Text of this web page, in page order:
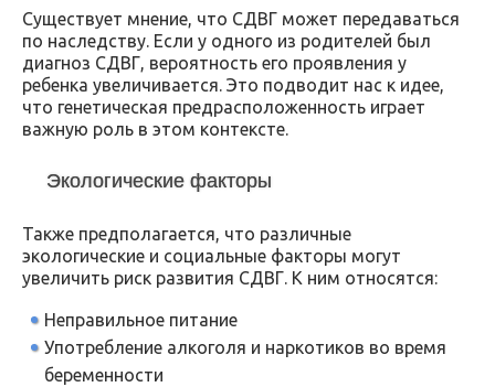
Существует мнение, что СДВГ может передаваться
по наследству. Если у одного из родителей был
диагноз СДВГ, вероятность его проявления у
ребенка увеличивается. Это подводит нас к идее,
что генетическая предрасположенность играет
важную роль в этом контексте.
Экологические факторы
Также предполагается, что различные
экологические и социальные факторы могут
увеличить риск развития СДВГ. К ним относятся:
Неправильное питание
Употребление алкоголя и наркотиков во время
беременности